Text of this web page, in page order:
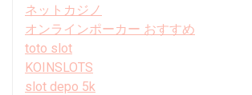
ネットカジノ
オンラインポーカー おすすめ
toto slot
KOINSLOTS
slot depo 5k